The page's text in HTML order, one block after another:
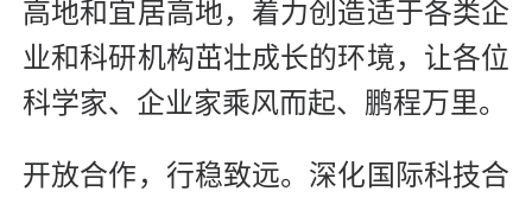
高地和宜居高地，着力创造适于各类企
业和科研机构茁壮成长的环境，让各位
科学家、企业家乘风而起、鹏程万里。
开放合作，行稳致远。深化国际科技合